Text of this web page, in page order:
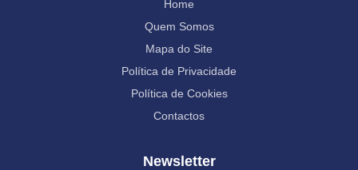
Home
Quem Somos
Mapa do Site
Política de Privacidade
Política de Cookies
Contactos
Newsletter